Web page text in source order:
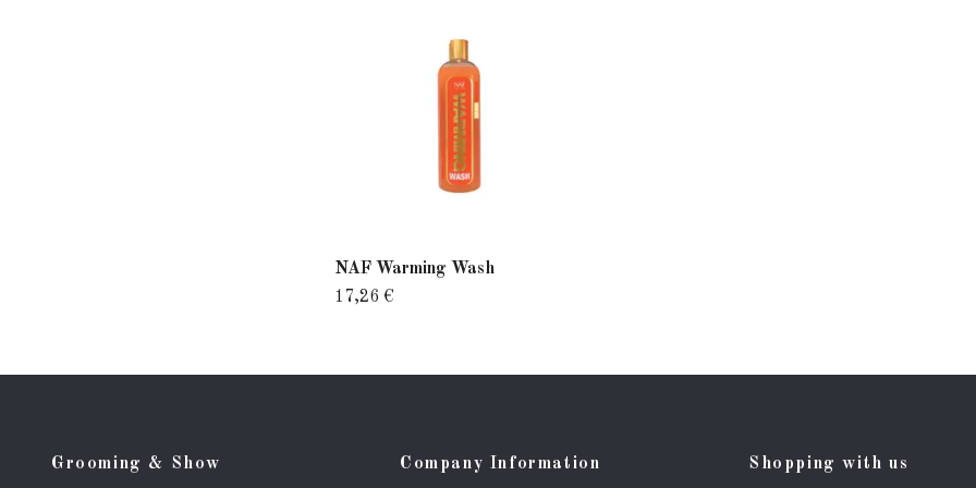
NAF Warming Wash
17,26 €
Grooming & Show Company Information Shopping with us